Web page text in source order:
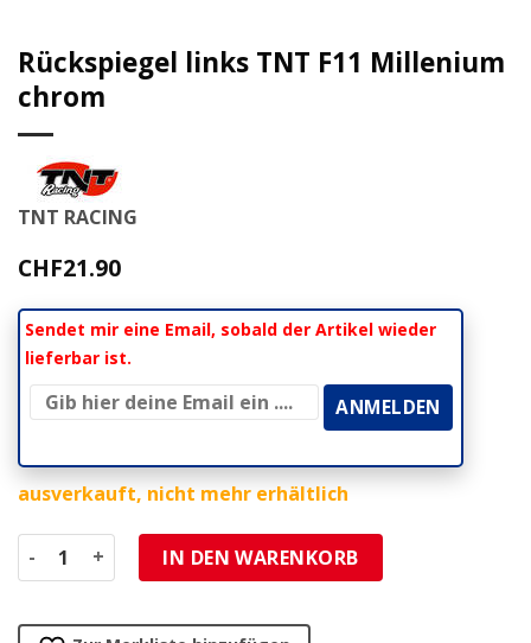
Rückspiegel links TNT F11 Millenium
chrom
TNT RACING
CHF21.90
Sendet mir eine Email, sobald der Artikel wieder
lieferbar ist.
ausverkauft, nicht mehr erhältlich
Rückspiegel links TNT F11 Millenium chrom Menge
IN DEN WARENKORB